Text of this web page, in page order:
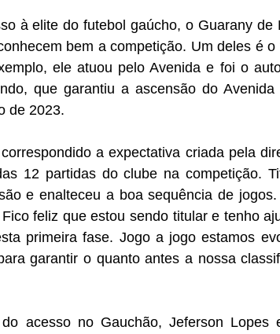
à elite do futebol gaúcho, o Guarany de
bem a competição. Um deles é
ele atuou pelo Avenida e foi o
que garantiu a ascensão do
de 2023.
a expectativa criada pela
12 partidas do clube na competição.
e enalteceu a boa sequência de
feliz que estou sendo titular e tenho
primeira fase. Jogo a jogo estamos
garantir o quanto antes a nossa
acesso no Gauchão, Jeferson Lopes